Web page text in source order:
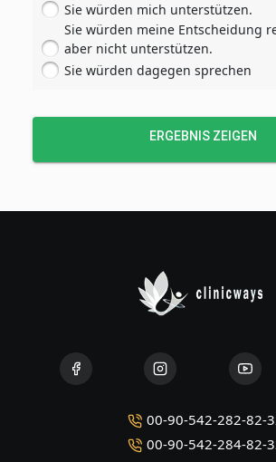
Sie würden mich unterstützen.
Sie würden meine Entscheidung
aber nicht unterstützen.
Sie würden dagegen sprechen
ERGEBNIS ZEIGEN
00-90-542-282-82-
00-90-542-284-82-